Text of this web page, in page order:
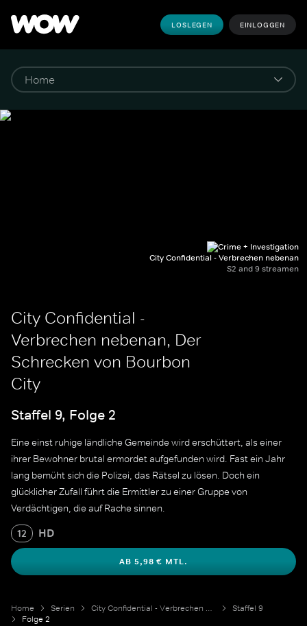
LOSLEGEN EINLOGGEN
City Confidential - Verbrechen nebenan
S2 and 9 streamen
City Confidential -
Verbrechen nebenan, Der
Schrecken von Bourbon
City
Staffel 9, Folge 2
Eine einst ruhige ländliche Gemeinde wird erschüttert, als einer
ihrer Bewohner brutal ermordet aufgefunden wird. Fast ein Jahr
lang bemüht sich die Polizei, das Rätsel zu lösen. Doch ein
glücklicher Zufall führt die Ermittler zu einer Gruppe von
Verdächtigen, die auf Rache sinnen.
12 HD
AB 5,98 € MTL.
Home Serien City Confidential - Verbrechen nebenan
Staffel 9
Folge 2